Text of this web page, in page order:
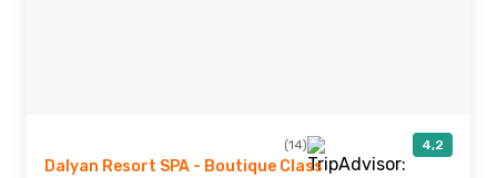
(14) 4,2
Dalyan Resort SPA - Boutique Class